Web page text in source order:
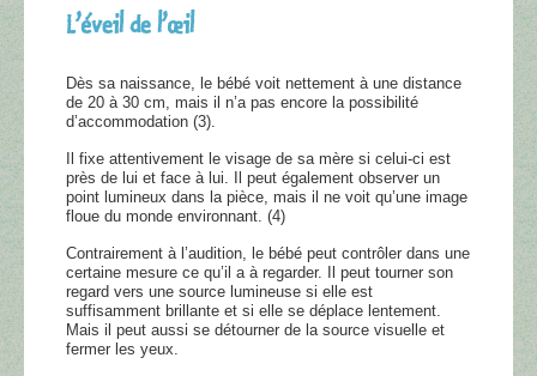
L’éveil de l’œil
Dès sa naissance, le bébé voit nettement à une distance
de 20 à 30 cm, mais il n’a pas encore la possibilité
d’accommodation (3).
Il fixe attentivement le visage de sa mère si celui-ci est
près de lui et face à lui. Il peut également observer un
point lumineux dans la pièce, mais il ne voit qu’une image
floue du monde environnant. (4)
Contrairement à l’audition, le bébé peut contrôler dans une
certaine mesure ce qu’il a à regarder. Il peut tourner son
regard vers une source lumineuse si elle est
suffisamment brillante et si elle se déplace lentement.
Mais il peut aussi se détourner de la source visuelle et
fermer les yeux.